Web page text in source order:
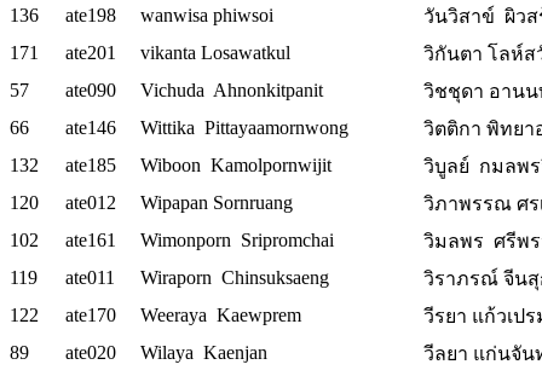
136
ate198 wanwisa phiwsoi
วันวิสาข์ ผิวส
171
ate201 vikanta Losawatkul
วิกันตา โลห์ส
57
ate090 Vichuda Ahnonkitpanit
วิชชุดา อาน
66
ate146 Wittika Pittayaamornwong
วิตติกา พิทยา
132
ate185 Wiboon Kamolpornwijit
วิบูลย์ กมลพร
120
ate012 Wipapan Sornruang
วิภาพรรณ ศร
102
ate161 Wimonporn Sripromchai
วิมลพร ศรีพ
119
ate011 Wiraporn Chinsuksaeng
วิราภรณ์ จีน
122
ate170 Weeraya Kaewprem
วีรยา แก้วเป
89
ate020 Wilaya Kaenjan วีลยา แก่นจัน